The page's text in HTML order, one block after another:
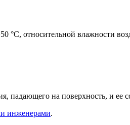
°С, относительной влажности
падающего на поверхность, и ее
инженерами.